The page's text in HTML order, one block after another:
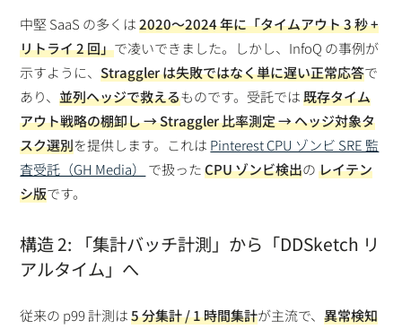
中堅 SaaS の多くは2020〜2024 年に「タイムアウト 3 秒 +
リトライ 2 回」で凌いできました。しかし、InfoQ の事例が
示すように、Straggler は失敗ではなく単に遅い正常応答で
あり、並列ヘッジで救えるものです。受託では既存タイム
アウト戦略の棚卸し → Straggler 比率測定 → ヘッジ対象タ
スク選別を提供します。これは Pinterest CPU ゾンビ SRE 監
査受託（GH Media）
で扱ったCPU ゾンビ検出のレイテン
シ版です。
構造 2: 「集計バッチ計測」から「DDSketch リ
アルタイム」へ
従来の p99 計測は5 分集計 / 1 時間集計が主流で、異常検知